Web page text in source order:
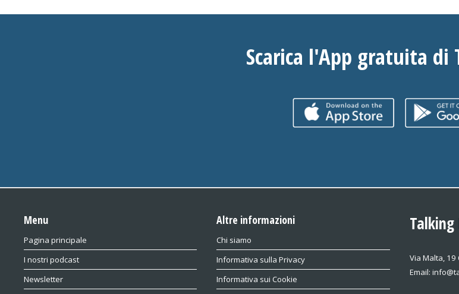
Scarica l'App gratuita di
Menu
Pagina principale
I nostri podcast
Newsletter
Altre informazioni
Chi siamo
Informativa sulla Privacy
Informativa sui Cookie
Via Malta, 19
Email: